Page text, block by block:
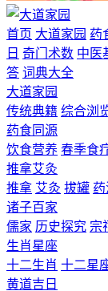
首页 大道家园 药
日 奇门术数 中医
答 词典大全
大道家园
传统典籍 综合浏
药食同源
饮食营养 春季食
推拿艾灸
推拿 艾灸 拔罐
诸子百家
儒家 历史探究 宗
生肖星座
十二生肖 十二星
黄道吉日